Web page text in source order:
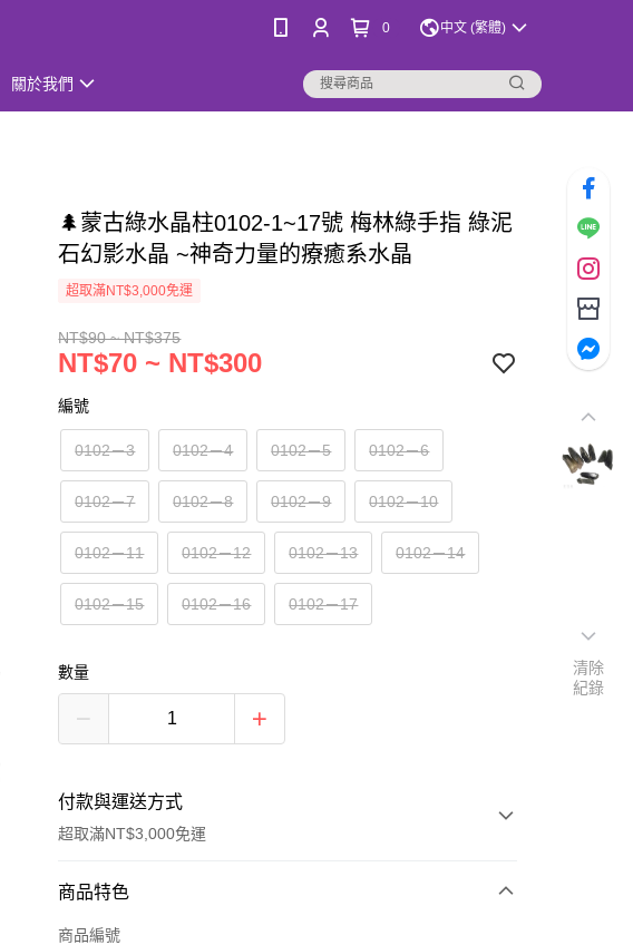
0 中文 (繁體)
關於我們
🌲蒙古綠水晶柱0102-1~17號 梅林綠手指 綠泥
石幻影水晶 ~神奇力量的療癒系水晶
超取滿NT$3,000免運
NT$90 ~ NT$375
NT$70 ~ NT$300
編號
0102－3 0102－4 0102－5 0102－6
0102－7 0102－8 0102－9 0102－10
0102－11 0102－12 0102－13 0102－14
0102－15 0102－16 0102－17
數量
付款與運送方式
超取滿NT$3,000免運
付款方式
信用卡一次付款
商品特色
商品編號
清除
紀錄